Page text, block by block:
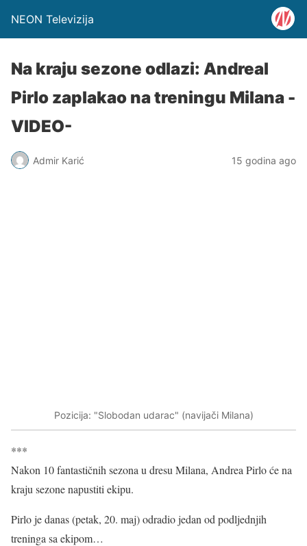
NEON Televizija
Na kraju sezone odlazi: Andreal
Pirlo zaplakao na treningu Milana -
VIDEO-
Admir Karić 15 godina ago
Pozicija: "Slobodan udarac" (navijači Milana)
***
Nakon 10 fantastičnih sezona u dresu Milana, Andrea Pirlo će na
kraju sezone napustiti ekipu.
Pirlo je danas (petak, 20. maj) odradio jedan od podljednjih
treninga sa ekipom…